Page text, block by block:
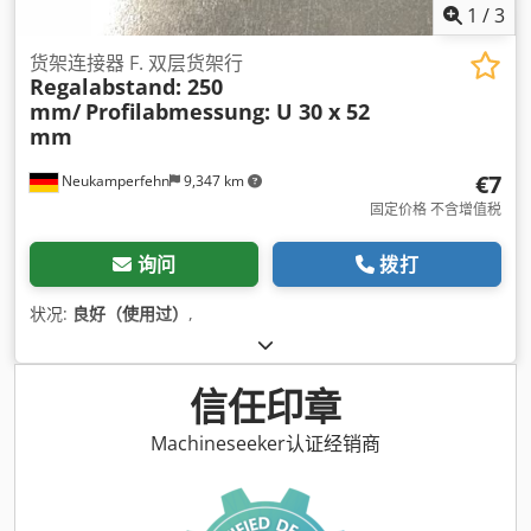
1 /3
Neukamperfehn 9,347 km
货架连接器 F. 双层货架行
Regalabstand: 250
mm/ Profilabmessung: U 30 x 52
mm
€7
固定价格 不含增值税
询问 拨打
状况: 良好（使用过） ,
信任印章
Machineseeker认证经销商